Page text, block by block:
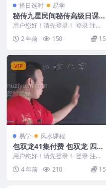
择日选时 易学
秘传九星民间秘传高级日课讲
义资料高清27页双面PDF
用户您好！请先登录！ 登录 注册
民间秘传高级日课讲义资料高清27
页双面PDF秘...
2 年前 150 15
VIP
易学 风水课程
包双龙41集付费 包双龙 四柱
八字付费教学视频41集
用户您好！请先登录！ 登录 注册
包双龙41集付费 包双龙 四柱八字
付费教学视频...
4 年前 210 15